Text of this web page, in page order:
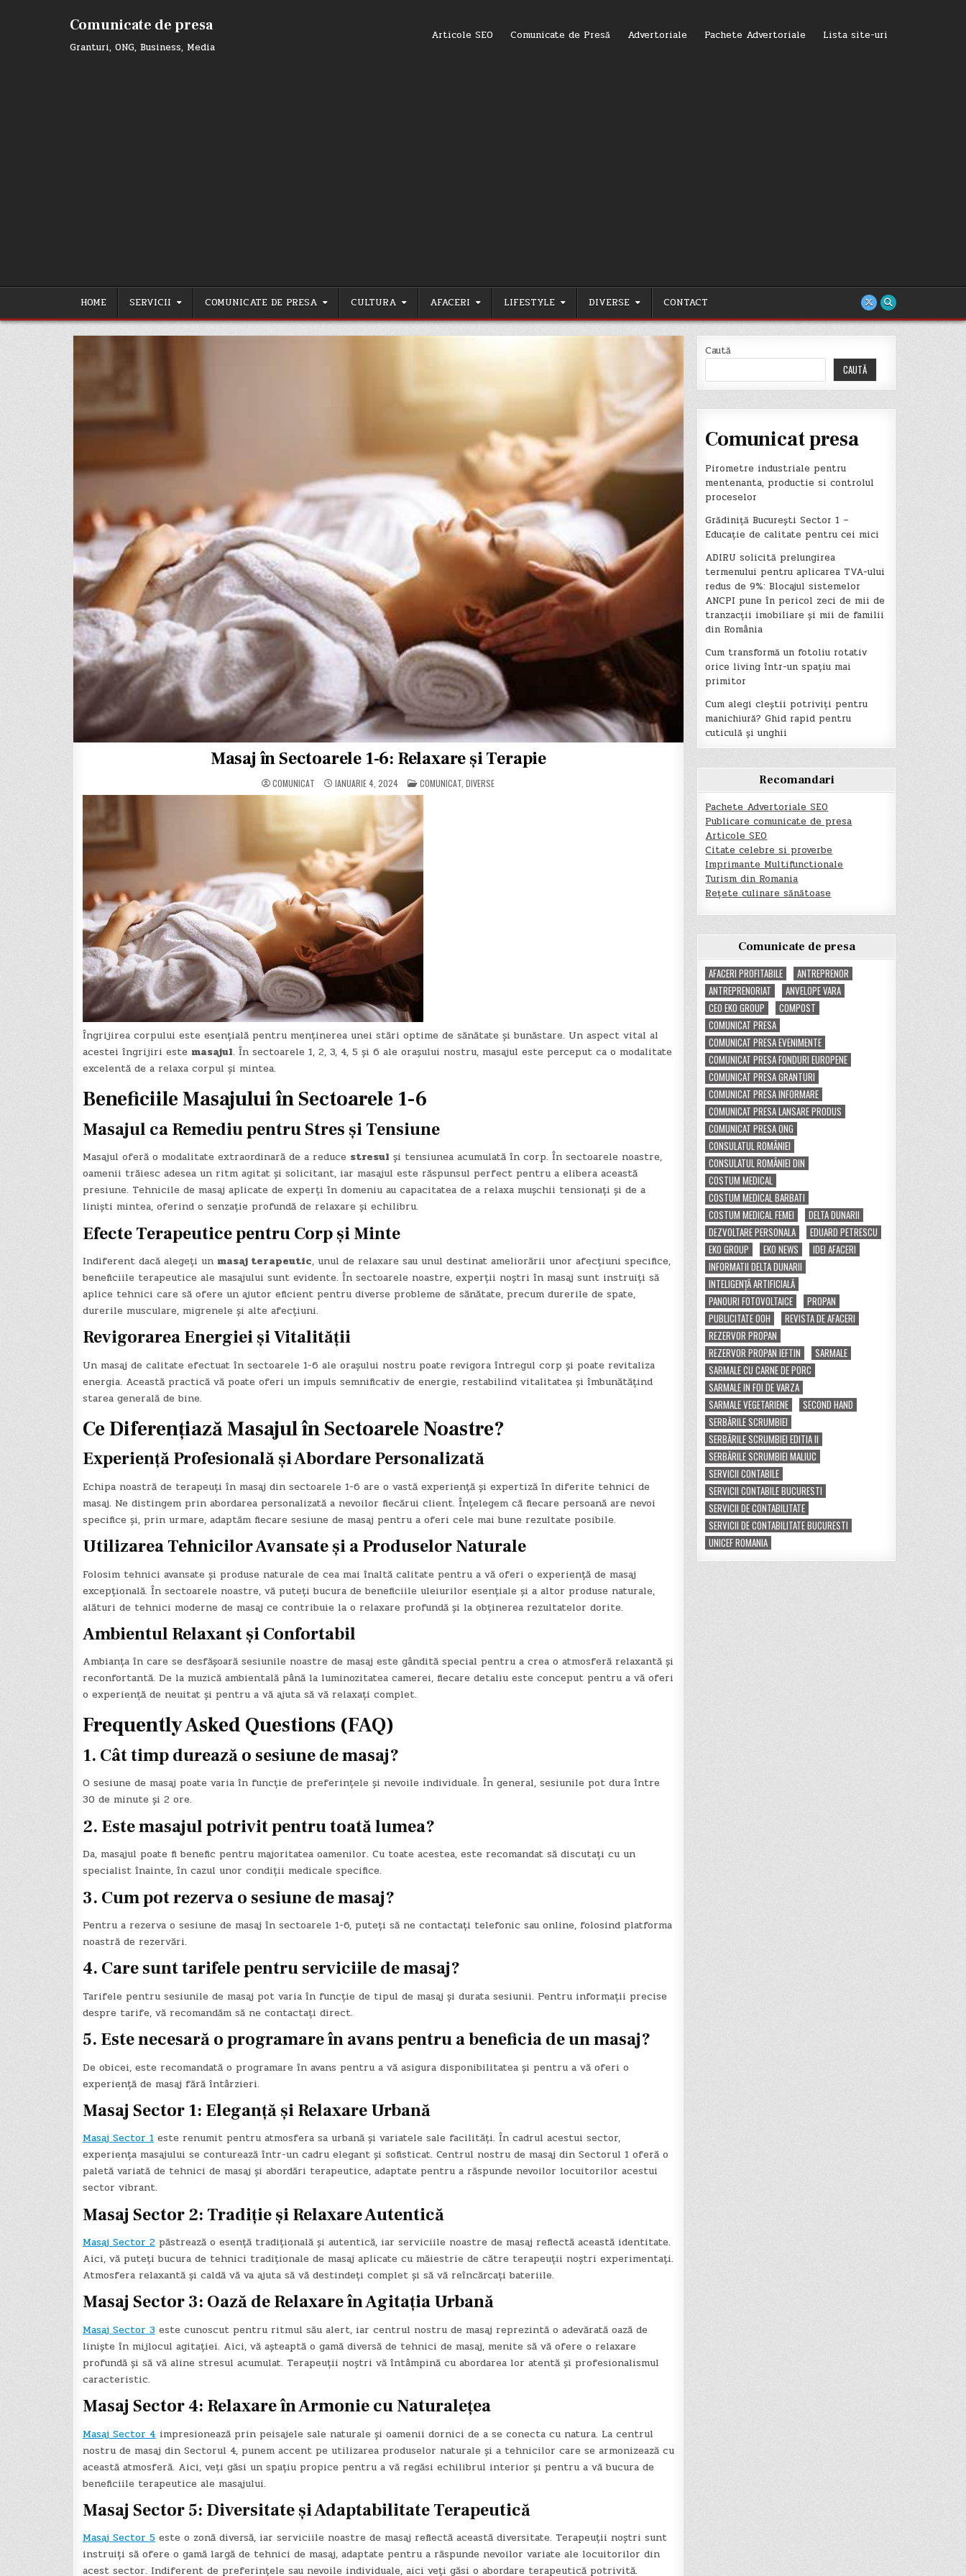
Comunicate de presa
Granturi, ONG, Business, Media
Articole SEO Comunicate de Presă Advertoriale Pachete Advertoriale Lista site-uri
HOME SERVICII COMUNICATE DE PRESA CULTURA AFACERI LIFESTYLE DIVERSE CONTACT
Masaj în Sectoarele 1-6: Relaxare și Terapie
COMUNICAT IANUARIE 4, 2024 POSTED
IN
COMUNICAT ,DIVERSE
Îngrijirea corpului este esențială pentru menținerea unei stări optime de sănătate și bunăstare. Un aspect vital al
acestei îngrijiri este masajul. În sectoarele 1, 2, 3, 4, 5 și 6 ale orașului nostru, masajul este perceput ca o modalitate
excelentă de a relaxa corpul și mintea.
Beneficiile Masajului în Sectoarele 1-6
Masajul ca Remediu pentru Stres și Tensiune
Masajul oferă o modalitate extraordinară de a reduce stresul și tensiunea acumulată în corp. În sectoarele noastre,
oamenii trăiesc adesea un ritm agitat și solicitant, iar masajul este răspunsul perfect pentru a elibera această
presiune. Tehnicile de masaj aplicate de experți în domeniu au capacitatea de a relaxa mușchii tensionați și de a
liniști mintea, oferind o senzație profundă de relaxare și echilibru.
Efecte Terapeutice pentru Corp și Minte
Indiferent dacă alegeți un masaj terapeutic, unul de relaxare sau unul destinat ameliorării unor afecțiuni specifice,
beneficiile terapeutice ale masajului sunt evidente. În sectoarele noastre, experții noștri în masaj sunt instruiți să
aplice tehnici care să ofere un ajutor eficient pentru diverse probleme de sănătate, precum durerile de spate,
durerile musculare, migrenele și alte afecțiuni.
Revigorarea Energiei și Vitalității
Un masaj de calitate efectuat în sectoarele 1-6 ale orașului nostru poate revigora întregul corp și poate revitaliza
energia. Această practică vă poate oferi un impuls semnificativ de energie, restabilind vitalitatea și îmbunătățind
starea generală de bine.
Ce Diferențiază Masajul în Sectoarele Noastre?
Experiență Profesională și Abordare Personalizată
Echipa noastră de terapeuți în masaj din sectoarele 1-6 are o vastă experiență și expertiză în diferite tehnici de
masaj. Ne distingem prin abordarea personalizată a nevoilor fiecărui client. Înțelegem că fiecare persoană are nevoi
specifice și, prin urmare, adaptăm fiecare sesiune de masaj pentru a oferi cele mai bune rezultate posibile.
Utilizarea Tehnicilor Avansate și a Produselor Naturale
Folosim tehnici avansate și produse naturale de cea mai înaltă calitate pentru a vă oferi o experiență de masaj
excepțională. În sectoarele noastre, vă puteți bucura de beneficiile uleiurilor esențiale și a altor produse naturale,
alături de tehnici moderne de masaj ce contribuie la o relaxare profundă și la obținerea rezultatelor dorite.
Ambientul Relaxant și Confortabil
Ambianța în care se desfășoară sesiunile noastre de masaj este gândită special pentru a crea o atmosferă relaxantă și
reconfortantă. De la muzică ambientală până la luminozitatea camerei, fiecare detaliu este conceput pentru a vă oferi
o experiență de neuitat și pentru a vă ajuta să vă relaxați complet.
Frequently Asked Questions (FAQ)
1. Cât timp durează o sesiune de masaj?
O sesiune de masaj poate varia în funcție de preferințele și nevoile individuale. În general, sesiunile pot dura între
30 de minute și 2 ore.
2. Este masajul potrivit pentru toată lumea?
Da, masajul poate fi benefic pentru majoritatea oamenilor. Cu toate acestea, este recomandat să discutați cu un
specialist înainte, în cazul unor condiții medicale specifice.
3. Cum pot rezerva o sesiune de masaj?
Pentru a rezerva o sesiune de masaj în sectoarele 1-6, puteți să ne contactați telefonic sau online, folosind platforma
noastră de rezervări.
4. Care sunt tarifele pentru serviciile de masaj?
Tarifele pentru sesiunile de masaj pot varia în funcție de tipul de masaj și durata sesiunii. Pentru informații precise
despre tarife, vă recomandăm să ne contactați direct.
5. Este necesară o programare în avans pentru a beneficia de un masaj?
De obicei, este recomandată o programare în avans pentru a vă asigura disponibilitatea și pentru a vă oferi o
experiență de masaj fără întârzieri.
Masaj Sector 1: Eleganță și Relaxare Urbană
Masaj Sector 1este renumit pentru atmosfera sa urbană și variatele sale facilități. În cadrul acestui sector,
experiența masajului se conturează într-un cadru elegant și sofisticat. Centrul nostru de masaj din Sectorul 1 oferă o
paletă variată de tehnici de masaj și abordări terapeutice, adaptate pentru a răspunde nevoilor locuitorilor acestui
sector vibrant.
Masaj Sector 2: Tradiție și Relaxare Autentică
Masaj Sector 2 păstrează o esență tradițională și autentică, iar serviciile noastre de masaj reflectă această identitate.
Aici, vă puteți bucura de tehnici tradiționale de masaj aplicate cu măiestrie de către terapeuții noștri experimentați.
Atmosfera relaxantă și caldă vă va ajuta să vă destindeți complet și să vă reîncărcați bateriile.
Masaj Sector 3: Oază de Relaxare în Agitația Urbană
Masaj Sector 3 este cunoscut pentru ritmul său alert, iar centrul nostru de masaj reprezintă o adevărată oază de
liniște în mijlocul agitației. Aici, vă așteaptă o gamă diversă de tehnici de masaj, menite să vă ofere o relaxare
profundă și să vă aline stresul acumulat. Terapeuții noștri vă întâmpină cu abordarea lor atentă și profesionalismul
caracteristic.
Masaj Sector 4: Relaxare în Armonie cu Naturalețea
Masaj Sector 4 impresionează prin peisajele sale naturale și oamenii dornici de a se conecta cu natura. La centrul
nostru de masaj din Sectorul 4, punem accent pe utilizarea produselor naturale și a tehnicilor care se armonizează cu
această atmosferă. Aici, veți găsi un spațiu propice pentru a vă regăsi echilibrul interior și pentru a vă bucura de
beneficiile terapeutice ale masajului.
Masaj Sector 5: Diversitate și Adaptabilitate Terapeutică
Masaj Sector 5este o zonă diversă, iar serviciile noastre de masaj reflectă această diversitate. Terapeuții noștri sunt
instruiți să ofere o gamă largă de tehnici de masaj, adaptate pentru a răspunde nevoilor variate ale locuitorilor din
acest sector. Indiferent de preferințele sau nevoile individuale, aici veți găsi o abordare terapeutică potrivită.
Caută
CAUTĂ
Comunicat presa
Pirometre industriale pentru
mentenanta, productie si controlul
proceselor
Grădiniță București Sector 1 –
Educație de calitate pentru cei mici
ADIRU solicită prelungirea
termenului pentru aplicarea TVA-ului
redus de 9%: Blocajul sistemelor
ANCPI pune în pericol zeci de mii de
tranzacții imobiliare și mii de familii
din România
Cum transformă un fotoliu rotativ
orice living într-un spațiu mai
primitor
Cum alegi cleștii potriviți pentru
manichiură? Ghid rapid pentru
cuticulă și unghii
Recomandari
Pachete Advertoriale SEO
Publicare comunicate de presa
Articole SEO
Citate celebre si proverbe
Imprimante Multifunctionale
Turism din Romania
Rețete culinare sănătoase
Comunicate de presa
AFACERI PROFITABILE
ANTREPRENOR
ANTREPRENORIAT
ANVELOPE VARA
CEO EKO GROUP
COMPOST
COMUNICAT PRESA
COMUNICAT PRESA EVENIMENTE
COMUNICAT PRESA FONDURI EUROPENE
COMUNICAT PRESA GRANTURI
COMUNICAT PRESA INFORMARE
COMUNICAT PRESA LANSARE PRODUS
COMUNICAT PRESA ONG
CONSULATUL ROMÂNIEI
CONSULATUL ROMÂNIEI DIN
COSTUM MEDICAL
COSTUM MEDICAL BARBATI
COSTUM MEDICAL FEMEI
DELTA DUNARII
DEZVOLTARE PERSONALA
EDUARD PETRESCU
EKO GROUP
EKO NEWS
IDEI AFACERI
INFORMATII DELTA DUNARII
INTELIGENȚĂ ARTIFICIALĂ
PANOURI FOTOVOLTAICE
PROPAN
PUBLICITATE OOH
REVISTA DE AFACERI
REZERVOR PROPAN
REZERVOR PROPAN IEFTIN
SARMALE
SARMALE CU CARNE DE PORC
SARMALE IN FOI DE VARZA
SARMALE VEGETARIENE
SECOND HAND
SERBĂRILE SCRUMBIEI
SERBĂRILE SCRUMBIEI EDITIA II
SERBĂRILE SCRUMBIEI MALIUC
SERVICII CONTABILE
SERVICII CONTABILE BUCURESTI
SERVICII DE CONTABILITATE
SERVICII DE CONTABILITATE BUCURESTI
UNICEF ROMANIA